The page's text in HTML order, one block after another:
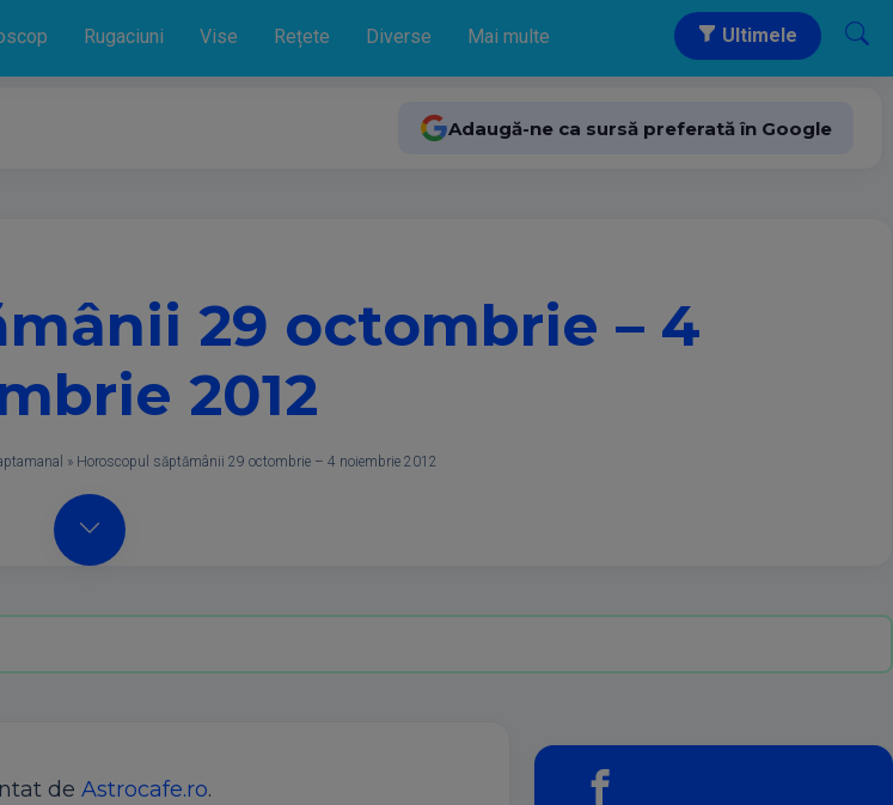
Rugaciuni Vise Rețete Diverse Mai multe Ultimele
Adaugă-ne ca sursă preferată în Google
29 octombrie – 4
2012
» Horoscopul săptămânii 29 octombrie – 4 noiembrie 2012
de Astrocafe.ro.